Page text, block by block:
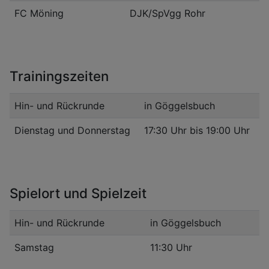
FC Möning DJK/SpVgg Rohr
Trainingszeiten
Hin- und Rückrunde in Göggelsbuch
Dienstag und Donnerstag 17:30 Uhr bis 19:00 Uhr
Spielort und Spielzeit
Hin- und Rückrunde in Göggelsbuch
Samstag 11:30 Uhr